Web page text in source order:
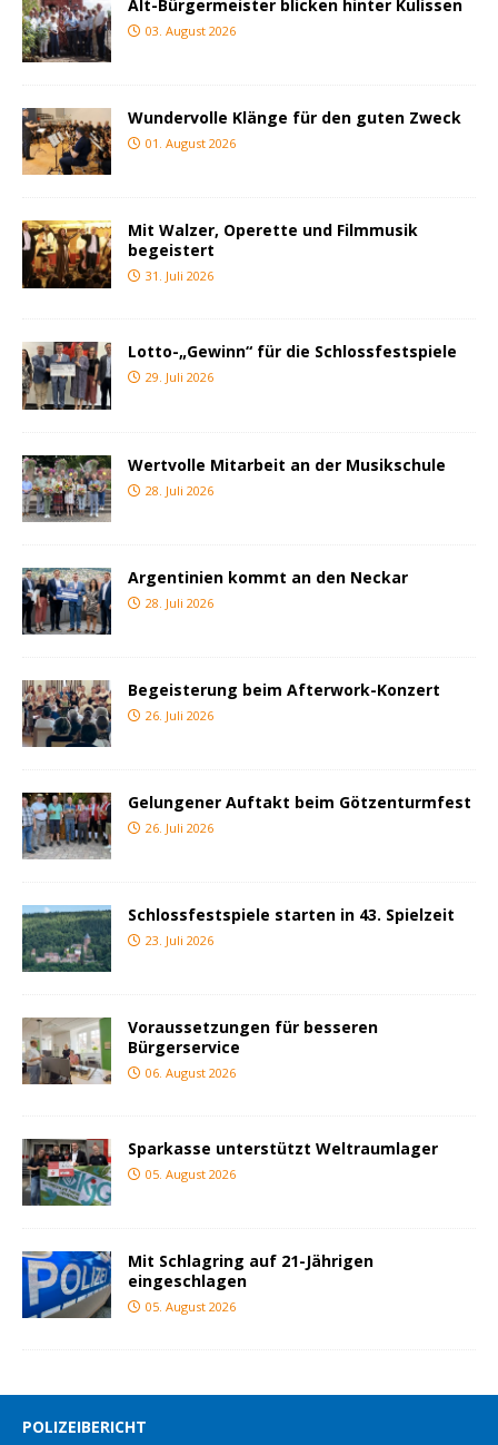
Alt-Bürgermeister blicken hinter Kulissen
03. August 2026
Wundervolle Klänge für den guten Zweck
01. August 2026
Mit Walzer, Operette und Filmmusik
begeistert
31. Juli 2026
Lotto-„Gewinn“ für die Schlossfestspiele
29. Juli 2026
Wertvolle Mitarbeit an der Musikschule
28. Juli 2026
Argentinien kommt an den Neckar
28. Juli 2026
Begeisterung beim Afterwork-Konzert
26. Juli 2026
Gelungener Auftakt beim Götzenturmfest
26. Juli 2026
Schlossfestspiele starten in 43. Spielzeit
23. Juli 2026
Voraussetzungen für besseren
Bürgerservice
06. August 2026
Sparkasse unterstützt Weltraumlager
05. August 2026
Mit Schlagring auf 21-Jährigen
eingeschlagen
05. August 2026
POLIZEIBERICHT